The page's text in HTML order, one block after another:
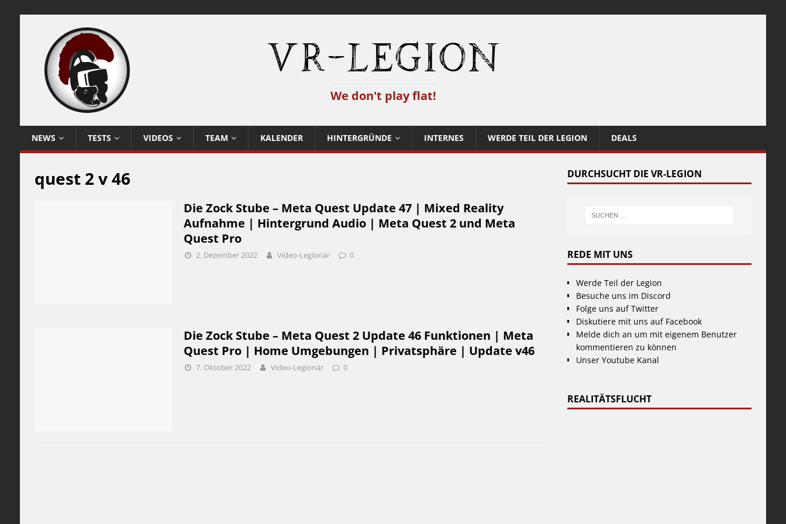
VR-Legion
We don't play flat!
NEWS TESTS VIDEOS TEAM KALENDER HINTERGRÜNDE INTERNES WERDE TEIL DER LEGION DEALS
quest 2 v 46
Die Zock Stube – Meta Quest Update 47 | Mixed Reality
Aufnahme | Hintergrund Audio | Meta Quest 2 und Meta
Quest Pro
2. Dezember 2022 Video-Legionär 0
Die Zock Stube – Meta Quest 2 Update 46 Funktionen | Meta
Quest Pro | Home Umgebungen | Privatsphäre | Update v46
7. Oktober 2022 Video-Legionär 0
DURCHSUCHT DIE VR-LEGION
REDE MIT UNS
Werde Teil der Legion
Besuche uns im Discord
Folge uns auf Twitter
Diskutiere mit uns auf Facebook
Melde dich an um mit eigenem Benutzer
kommentieren zu können
Unser Youtube Kanal
REALITÄTSFLUCHT